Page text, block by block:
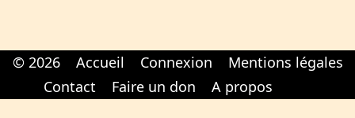
© 2026 Accueil Connexion
Mentions légales
Contact
Faire un don A propos